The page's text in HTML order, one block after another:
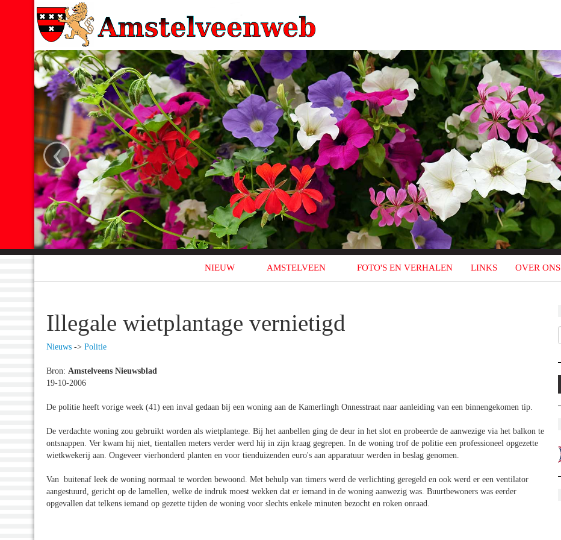
‹
NIEUW AMSTELVEEN FOTO'S EN VERHALEN LINKS OVER ONS
Illegale wietplantage vernietigd
Nieuws -> Politie
Bron: Amstelveens Nieuwsblad
19-10-2006
De politie heeft vorige week (41) een inval gedaan bij een woning aan de Kamerlingh Onnesstraat naar aanleiding van een binnengekomen tip.
De verdachte woning zou gebruikt worden als wietplantege. Bij het aanbellen ging de deur in het slot en probeerde de aanwezige via het balkon te
ontsnappen. Ver kwam hij niet, tientallen meters verder werd hij in zijn kraag gegrepen. In de woning trof de politie een professioneel opgezette
wietkwekerij aan. Ongeveer vierhonderd planten en voor tienduizenden euro's aan apparatuur werden in beslag genomen.
Van buitenaf leek de woning normaal te worden bewoond. Met behulp van timers werd de verlichting geregeld en ook werd er een ventilator
aangestuurd, gericht op de lamellen, welke de indruk moest wekken dat er iemand in de woning aanwezig was. Buurtbewoners was eerder
opgevallen dat telkens iemand op gezette tijden de woning voor slechts enkele minuten bezocht en roken onraad.